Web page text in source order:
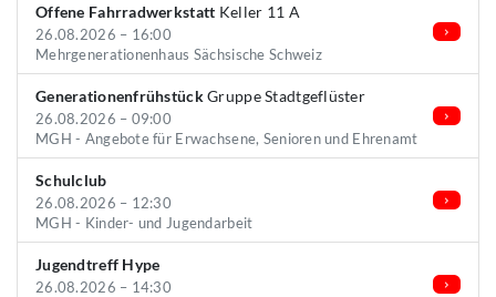
Offene Fahrradwerkstatt Keller 11 A
26.08.2026 – 16:00
Mehrgenerationenhaus Sächsische Schweiz
GenerationenfrühstückGruppe Stadtgeflüster
26.08.2026 – 09:00
MGH - Angebote für Erwachsene, Senioren und Ehrenamt
Schulclub
26.08.2026 – 12:30
MGH - Kinder- und Jugendarbeit
Jugendtreff Hype
26.08.2026 – 14:30